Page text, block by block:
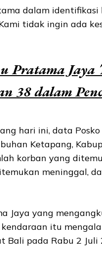
dalam
tidak ingin ada
Pratama Jaya
38 dalam
hari ini, data
Ketapang,
korban yang
meninggal,
Jaya yang
itu
Bali pada Rabu 2 Juli